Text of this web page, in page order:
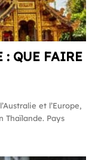
: QUE FAIRE
et l’Europe,
Thaïlande. Pays